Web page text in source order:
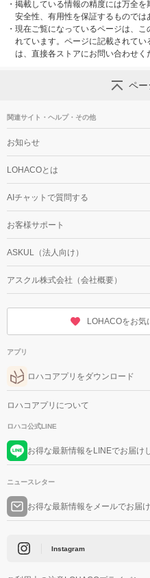
・ 掲載している情報の精度には万全を
安全性、有用性を保証するものでは
・ 現在ご覧になっているページは、
れています。ページに記載されて
は、直接各ストアにお問い合わせく
ペー
関連サイト・ヘルプ・その他
お知らせ
LOHACOとは
AIチャットで質問する
お客様サポート
ASKUL（法人向け）
アスクル株式会社（会社概要）
LOHACOをお気
アプリ
ロハコアプリをダウンロード
ロハコアプリについて
ロハコ公式LINE
お得な最新情報をLINEでお届け
ニュースレター
お得な最新情報をメールでお届
Instagram